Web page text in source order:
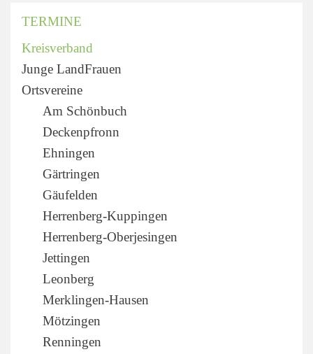
TERMINE
Kreisverband
Junge LandFrauen
Ortsvereine
Am Schönbuch
Deckenpfronn
Ehningen
Gärtringen
Gäufelden
Herrenberg-Kuppingen
Herrenberg-Oberjesingen
Jettingen
Leonberg
Merklingen-Hausen
Mötzingen
Renningen